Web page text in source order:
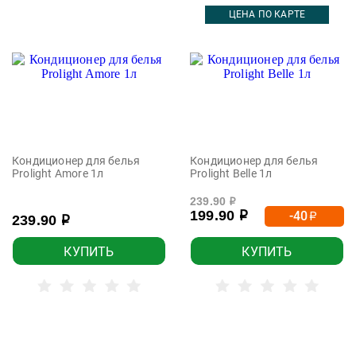
Кондиционер для белья
Prolight Amore 1л
239.90 р
КУПИТЬ
ЦЕНА ПО КАРТЕ
Кондиционер для белья
Prolight Belle 1л
239.90 р
199.90 р -40р
КУПИТЬ